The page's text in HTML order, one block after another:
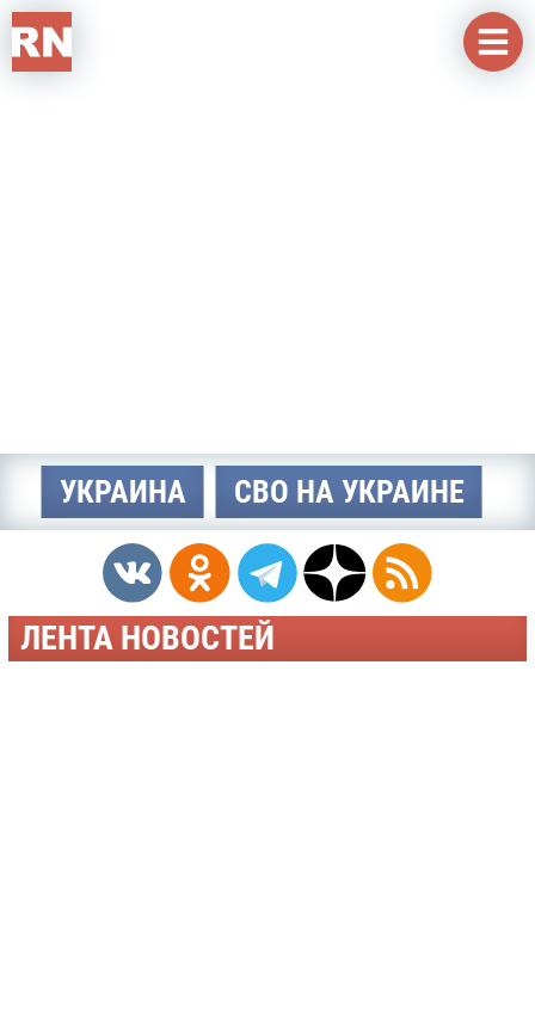
Перейти к основному содержанию
УКРАИНА СВО НА УКРАИНЕ
ЛЕНТА НОВОСТЕЙ